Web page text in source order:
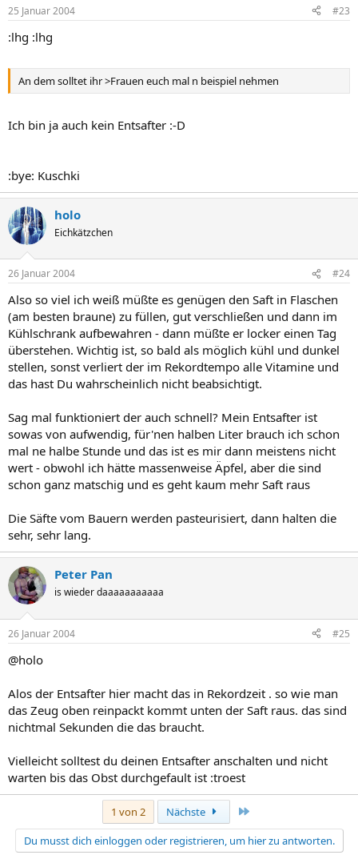
25 Januar 2004 #23
:lhg :lhg
An dem solltet ihr >Frauen euch mal n beispiel nehmen
Ich bin ja auch kein Entsafter :-D
:bye: Kuschki
holo
Eichkätzchen
26 Januar 2004 #24
Also so viel ich weiß müßte es genügen den Saft in Flaschen
(am besten braune) zu füllen, gut verschließen und dann im
Kühlschrank aufbewahren - dann müßte er locker einen Tag
überstehen. Wichtig ist, so bald als möglich kühl und dunkel
stellen, sonst verliert der im Rekordtempo alle Vitamine und
das hast Du wahrscheinlich nicht beabsichtigt.
Sag mal funktioniert der auch schnell? Mein Entsafter ist
sowas von aufwendig, für'nen halben Liter brauch ich schon
mal ne halbe Stunde und das ist es mir dann meistens nicht
wert - obwohl ich hätte massenweise Äpfel, aber die sind
schon ganz matschig und es geht kaum mehr Saft raus
Die Säfte vom Bauern werden pasteurisiert, dann halten die
sehr, sehr lang.
Peter Pan
is wieder daaaaaaaaaaa
26 Januar 2004 #25
@holo
Alos der Entsafter hier macht das in Rekordzeit . so wie man
das Zeug oben reinpackt kommt unten der Saft raus. das sind
nichtmal Sekunden die das braucht.
Vielleicht solltest du deinen Entsafter anschalten und nicht
warten bis das Obst durchgefault ist :troest
1 von 2 Nächste
Du musst dich einloggen oder registrieren, um hier zu antworten.